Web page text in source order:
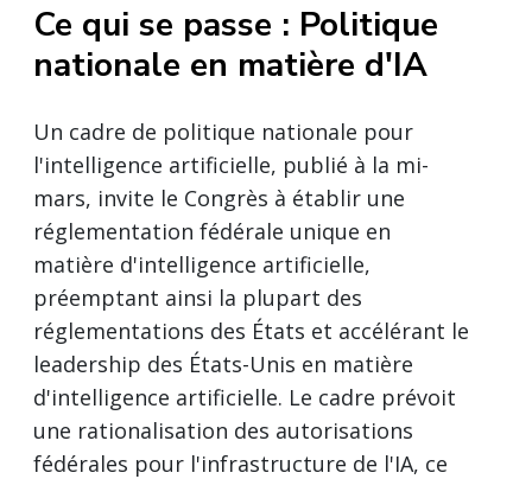
Ce qui se passe : Politique
nationale en matière d'IA
Un cadre de politique nationale pour
l'intelligence artificielle, publié à la mi-
mars, invite le Congrès à établir une
réglementation fédérale unique en
matière d'intelligence artificielle,
préemptant ainsi la plupart des
réglementations des États et accélérant le
leadership des États-Unis en matière
d'intelligence artificielle. Le cadre prévoit
une rationalisation des autorisations
fédérales pour l'infrastructure de l'IA, ce